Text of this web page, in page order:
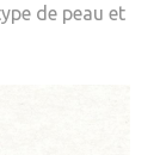
de peau et